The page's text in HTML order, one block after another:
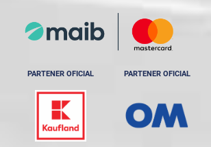
PARTENER OFICIAL PARTENER OFICIAL